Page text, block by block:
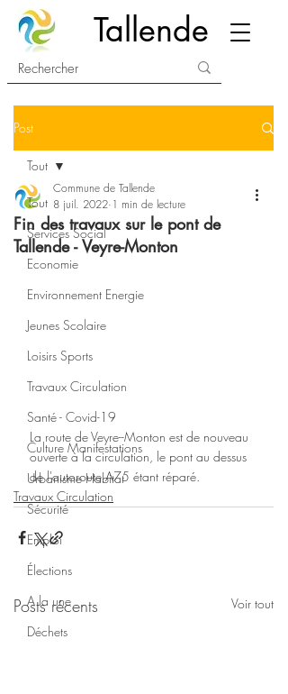
Tallende
Post
Tout
Services Social
Economie
Environnement Energie
Jeunes Scolaire
Loisirs Sports
Travaux Circulation
Santé - Covid-19
Culture Manifestations
Urbanisme Habitat
Sécurité
Emploi
Élections
A la une
Déchets
Tout
Fin des travaux sur le pont de
Tallende - Veyre-Monton
Commune de Tallende
8 juil. 2022 1 min de lecture
La route de Veyre--Monton est de nouveau
ouverte à la circulation, le pont au dessus
de l'autoroute A75 étant réparé.
Travaux Circulation
Posts récents Voir tout